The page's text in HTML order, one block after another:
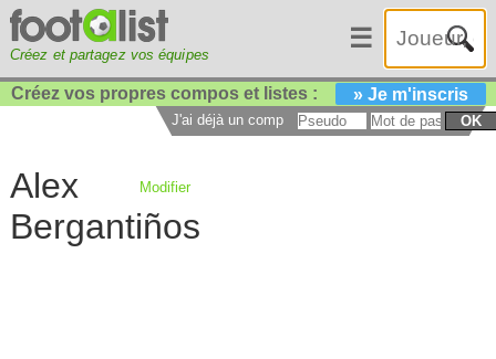
Créez et partagez vos équipes
☰
Créez vos propres compos et listes : » Je m'inscris
J'ai déjà un compte : OK
Alex
Bergantiños
Modifier